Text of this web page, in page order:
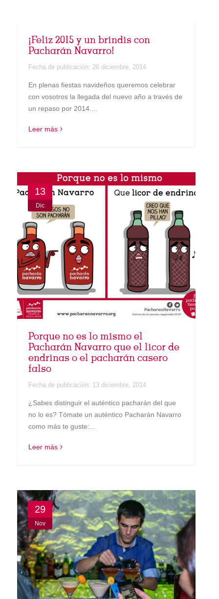
¡Feliz 2015 y un brindis con
Pacharán Navarro!
Fecha de publicación: 26 diciembre, 2014
En plenas fiestas navideños queremos celebrar
con vosotros la llegada del nuevo año a través de
un repaso por 2014....
Leer más
13
Dic
Porque no es lo mismo el
Pacharán Navarro que el licor de
endrinas o el pacharán casero
falso
Fecha de publicación: 13 diciembre, 2014
¿Sabes distinguir el auténtico pacharán del que
no lo es? Tómate un auténtico Pacharán Navarro
como más te guste:...
Leer más
29
Nov